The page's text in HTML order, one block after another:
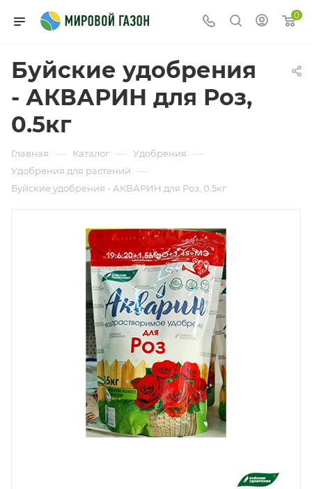
0
Буйские удобрения
- АКВАРИН для Роз,
0.5кг
Главная — Каталог — Удобрения —
Удобрения для растений —
Буйские удобрения - АКВАРИН для Роз, 0.5кг